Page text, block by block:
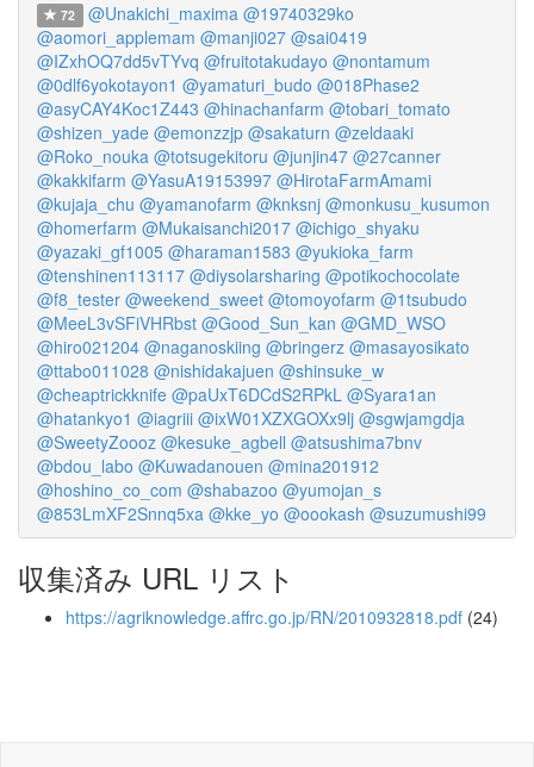
72 @Unakichi_maxima @19740329ko
@aomori_applemam @manji027 @sai0419
@IZxhOQ7dd5vTYvq @fruitotakudayo @nontamum
@0dlf6yokotayon1 @yamaturi_budo @018Phase2
@asyCAY4Koc1Z443 @hinachanfarm @tobari_tomato
@shizen_yade @emonzzjp @sakaturn @zeldaaki
@Roko_nouka @totsugekitoru @junjin47 @27canner
@kakkifarm @YasuA19153997 @HirotaFarmAmami
@kujaja_chu @yamanofarm @knksnj @monkusu_kusumon
@homerfarm @Mukaisanchi2017 @ichigo_shyaku
@yazaki_gf1005 @haraman1583 @yukioka_farm
@tenshinen113117 @diysolarsharing @potikochocolate
@f8_tester @weekend_sweet @tomoyofarm @1tsubudo
@MeeL3vSFiVHRbst @Good_Sun_kan @GMD_WSO
@hiro021204 @naganoskiing @bringerz @masayosikato
@ttabo011028 @nishidakajuen @shinsuke_w
@cheaptrickknife @paUxT6DCdS2RPkL @Syara1an
@hatankyo1 @iagriii @ixW01XZXGOXx9lj @sgwjamgdja
@SweetyZoooz @kesuke_agbell @atsushima7bnv
@bdou_labo @Kuwadanouen @mina201912
@hoshino_co_com @shabazoo @yumojan_s
@853LmXF2Snnq5xa @kke_yo @oookash @suzumushi99
収集済み URL リスト
https://agriknowledge.affrc.go.jp/RN/2010932818.pdf (24)